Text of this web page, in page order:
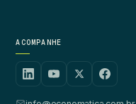
ACOMPANHE